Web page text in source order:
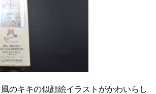
のキキの似顔絵イラストがかわいらし